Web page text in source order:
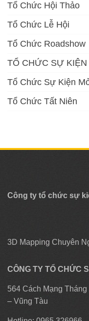
Tổ Chức Hội Thảo
Tổ Chức Lễ Hội
Tổ Chức Roadshow
TỔ CHỨC SỰ KIỆN
Tổ Chức Sự Kiện
Tổ Chức Tất Niên
Công ty tổ chức sự
3D Mapping Chuyên
CÔNG TY TỔ CHỨC
564 Cách Mạng
– Vũng Tàu